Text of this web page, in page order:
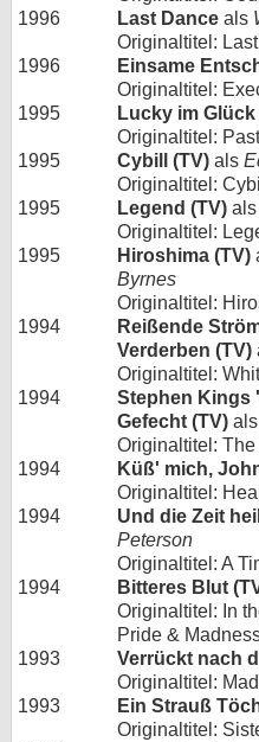
1996
Last Dance als
Originaltitel:
1996
Einsame
Originaltitel:
1995
Lucky im Glück
Originaltitel:
1995
Cybill (TV) als
Originaltitel:
1995
Legend (TV) als
Originaltitel:
1995
Hiroshima (TV)
Byrnes
Originaltitel:
1994
Reißende
Verderben (TV)
Originaltitel:
1994
Stephen Kings
Gefecht (TV) als
Originaltitel:
1994
Küß' mich,
Originaltitel:
1994
Und die Zeit
Peterson
Originaltitel: A
1994
Bitteres Blut
Originaltitel: In
Pride &
1993
Verrückt nach
Originaltitel:
1993
Ein Strauß
Originaltitel: